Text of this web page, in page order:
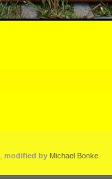
modified by Michael Bonke